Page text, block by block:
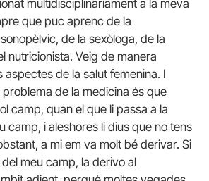
multidisciplinàriament a la meva
que puc aprenc de la
de la sexòloga, de la
nutricionista. Veig de manera
aspectes de la salut femenina. I
de la medicina és que
camp, quan el que li passa a la
camp, i aleshores li dius que no tens
a mi em va molt bé derivar. Si
meu camp, la derivo al